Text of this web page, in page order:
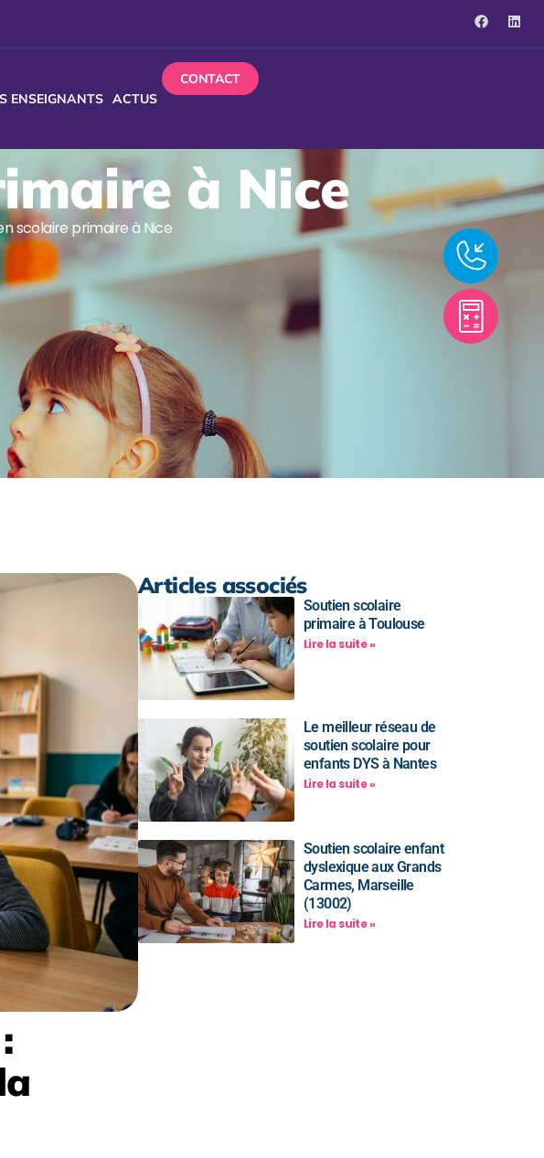
ENSEIGNANTS ACTUS
CONTACT
à Nice
scolaire primaire à Nice
:
Articles associés
Soutien scolaire
primaire à Toulouse
Lire la suite »
Le meilleur réseau de
soutien scolaire pour
enfants DYS à Nantes
Lire la suite »
Soutien scolaire enfant
dyslexique aux Grands
Carmes, Marseille
(13002)
Lire la suite »